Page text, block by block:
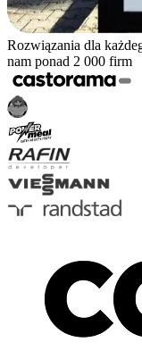
Rozwiązania dla
nam ponad 2 000 firm